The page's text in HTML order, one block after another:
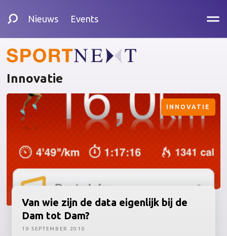
Nieuws Events
Innovatie
Van wie zijn de data eigenlijk bij de
Dam tot Dam?
INNOVATIE
19 SEPTEMBER 2010